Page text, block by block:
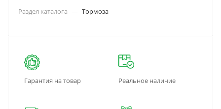
Раздел каталога — Тормоза
Гарантия на товар Реальное наличие